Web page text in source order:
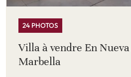
24 PHOTOS
Villa à vendre En
Marbella